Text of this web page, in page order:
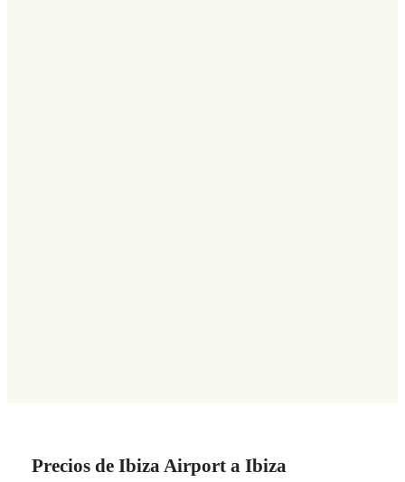
Precios de Ibiza Airport a Ibiza